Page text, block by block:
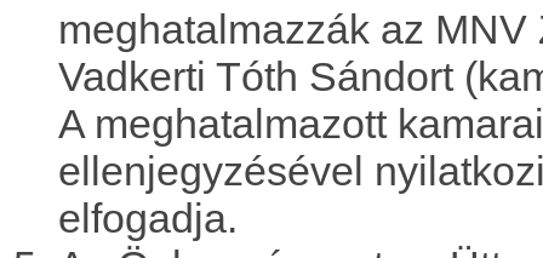
meghatalmazzák az
Vadkerti Tóth Sándort
A meghatalmazott
ellenjegyzésével
elfogadja.